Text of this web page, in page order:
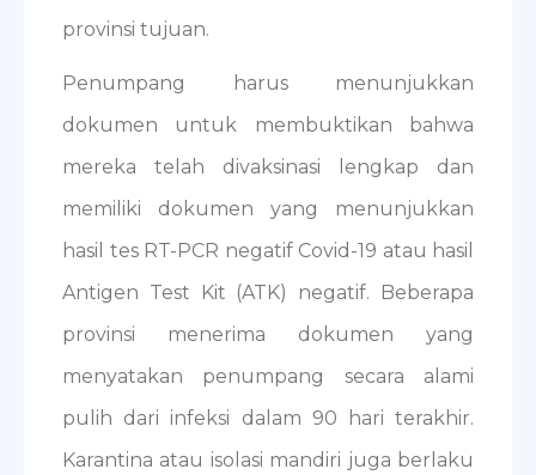
provinsi tujuan.
Penumpang harus menunjukkan
dokumen untuk membuktikan bahwa
mereka telah divaksinasi lengkap dan
memiliki dokumen yang menunjukkan
hasil tes RT-PCR negatif Covid-19 atau hasil
Antigen Test Kit (ATK) negatif. Beberapa
provinsi menerima dokumen yang
menyatakan penumpang secara alami
pulih dari infeksi dalam 90 hari terakhir.
Karantina atau isolasi mandiri juga berlaku